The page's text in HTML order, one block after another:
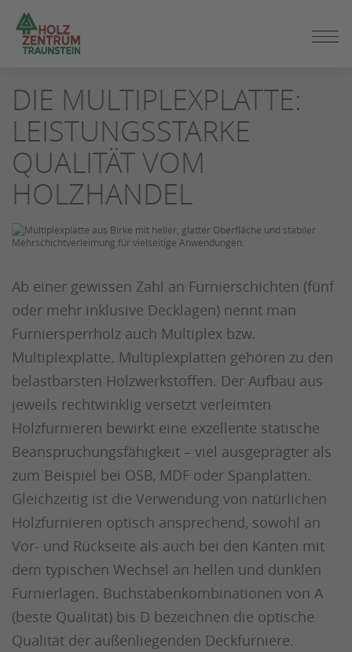
SEITENINHALT
SPRINGEN
DIE MULTIPLEXPLATTE:
LEISTUNGSSTARKE
QUALITÄT VOM
HOLZHANDEL
Ab einer gewissen Zahl an Furnierschichten (fünf
oder mehr inklusive Decklagen) nennt man
Furniersperrholz auch Multiplex bzw.
Multiplexplatte. Multiplexplatten gehören zu den
belastbarsten Holzwerkstoffen. Der Aufbau aus
jeweils rechtwinklig versetzt verleimten
Holzfurnieren bewirkt eine exzellente statische
Beanspruchungsfähigkeit – viel ausgeprägter als
zum Beispiel bei OSB, MDF oder Spanplatten.
Gleichzeitig ist die Verwendung von natürlichen
Holzfurnieren optisch ansprechend, sowohl an
Vor- und Rückseite als auch bei den Kanten mit
dem typischen Wechsel an hellen und dunklen
Furnierlagen. Buchstabenkombinationen von A
(beste Qualität) bis D bezeichnen die optische
Qualität der außenliegenden Deckfurniere.